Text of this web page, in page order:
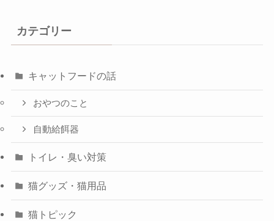
カテゴリー
キャットフードの話
おやつのこと
自動給餌器
トイレ・臭い対策
猫グッズ・猫用品
猫トピック